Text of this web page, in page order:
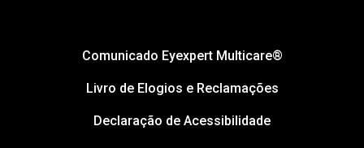
Comunicado Eyexpert Multicare®
Livro de Elogios e Reclamações
Declaração de Acessibilidade